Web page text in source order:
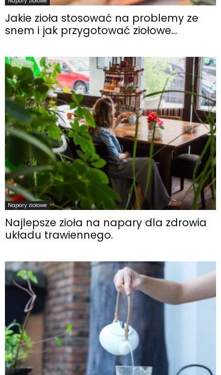
Jakie zioła stosować na problemy ze
snem i jak przygotować ziołowe...
Napary ziołowe
Najlepsze zioła na napary dla zdrowia
układu trawiennego.